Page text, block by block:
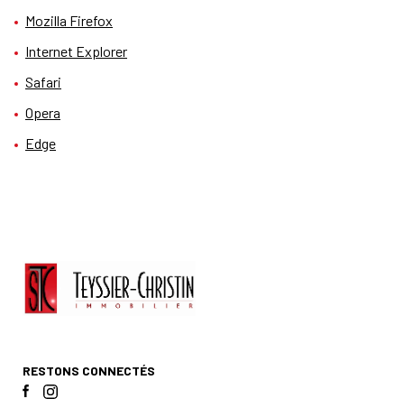
Mozilla Firefox
Internet Explorer
Safari
Opera
Edge
RESTONS CONNECTÉS